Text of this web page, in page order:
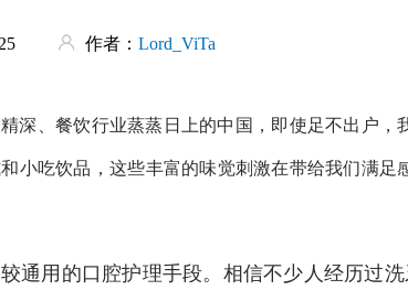
作者： Lord_ViTa
、餐饮行业蒸蒸日上的中国，即使足不出户，
小吃饮品，这些丰富的味觉刺激在带给我们满足
用的口腔护理手段。相信不少人经历过洗